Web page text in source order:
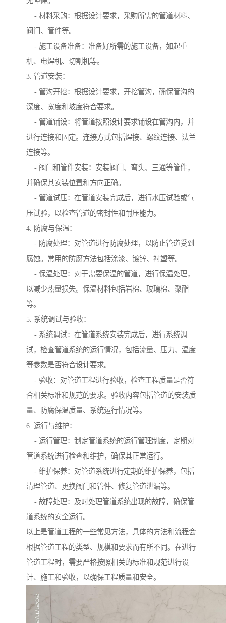
- 材料采购：根据设计要求，采购所需的管道材料、
阀门、管件等。
- 施工设备准备：准备好所需的施工设备，如起重
机、电焊机、切割机等。
3. 管道安装：
- 管沟开挖：根据设计要求，开挖管沟，确保管沟的
深度、宽度和坡度符合要求。
- 管道铺设：将管道按照设计要求铺设在管沟内，并
进行连接和固定。连接方式包括焊接、螺纹连接、法兰
连接等。
- 阀门和管件安装：安装阀门、弯头、三通等管件，
并确保其安装位置和方向正确。
- 管道试压：在管道安装完成后，进行水压试验或气
压试验，以检查管道的密封性和耐压能力。
4. 防腐与保温：
- 防腐处理：对管道进行防腐处理，以防止管道受到
腐蚀。常用的防腐方法包括涂漆、镀锌、衬塑等。
- 保温处理：对于需要保温的管道，进行保温处理，
以减少热量损失。保温材料包括岩棉、玻璃棉、聚酯
等。
5. 系统调试与验收：
- 系统调试：在管道系统安装完成后，进行系统调
试，检查管道系统的运行情况，包括流量、压力、温度
等参数是否符合设计要求。
- 验收：对管道工程进行验收，检查工程质量是否符
合相关标准和规范的要求。验收内容包括管道的安装质
量、防腐保温质量、系统运行情况等。
6. 运行与维护：
- 运行管理：制定管道系统的运行管理制度，定期对
管道系统进行检查和维护，确保其正常运行。
- 维护保养：对管道系统进行定期的维护保养，包括
清理管道、更换阀门和管件、修复管道泄漏等。
- 故障处理：及时处理管道系统出现的故障，确保管
道系统的安全运行。
以上是管道工程的一些常见方法，具体的方法和流程会
根据管道工程的类型、规模和要求而有所不同。在进行
管道工程时，需要严格按照相关的标准和规范进行设
计、施工和验收，以确保工程质量和安全。